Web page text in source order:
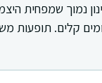
נמוך שמפחית
קלים. תופעות